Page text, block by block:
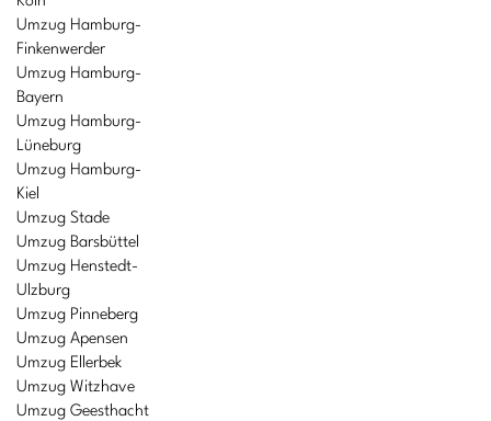
Umzug Hamburg-
Finkenwerder
Umzug Hamburg-
Bayern
Umzug Hamburg-
Lüneburg
Umzug Hamburg-
Kiel
Umzug Stade
Umzug Barsbüttel
Umzug Henstedt-
Ulzburg
Umzug Pinneberg
Umzug Apensen
Umzug Ellerbek
Umzug Witzhave
Umzug Geesthacht